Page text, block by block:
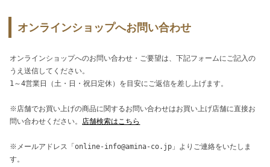
オンラインショップへお問い合わせ
オンラインショップへのお問い合わせ・ご要望は、下記フォームにご記入の
うえ送信してください。
1～4営業日（土・日・祝日定休）を目安にご返信を差し上げます。
※店舗でお買い上げの商品に関するお問い合わせはお買い上げ店舗に直接お
問い合わせください。 店舗検索はこちら
※メールアドレス「online-info@amina-co.jp」よりご連絡をいたしま
す。